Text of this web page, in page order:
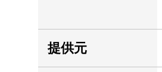
提供元